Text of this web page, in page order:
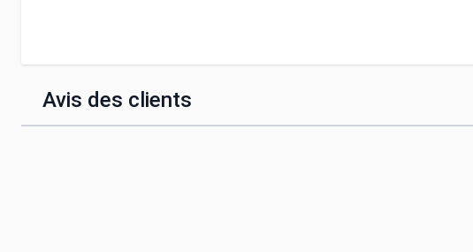
Avis des clients